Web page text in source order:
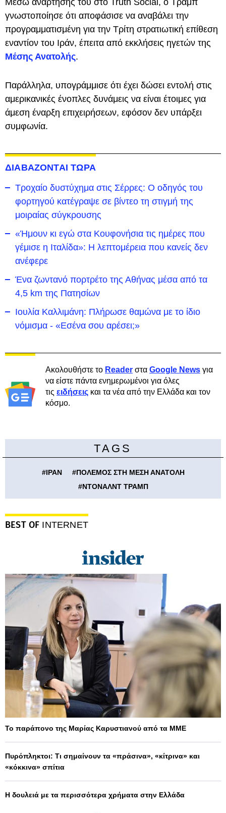
γνωστοποίησε ότι αποφάσισε να αναβάλει την
προγραμματισμένη για την Τρίτη στρατιωτική επίθεση
εναντίον του Ιράν, έπειτα από εκκλήσεις ηγετών της
Μέσης Ανατολής.
Παράλληλα, υπογράμμισε ότι έχει δώσει εντολή στις
αμερικανικές ένοπλες δυνάμεις να είναι έτοιμες για
άμεση έναρξη επιχειρήσεων, εφόσον δεν υπάρξει
συμφωνία.
ΔΙΑΒΑΖΟΝΤΑΙ ΤΩΡΑ
Τροχαίο δυστύχημα στις Σέρρες: Ο οδηγός του
φορτηγού κατέγραψε σε βίντεο τη στιγμή της
μοιραίας σύγκρουσης
«Ήμουν κι εγώ στα Κουφονήσια τις ημέρες που
γέμισε η Ιταλίδα»: Η λεπτομέρεια που κανείς δεν
ανέφερε
Ένα ζωντανό πορτρέτο της Αθήνας μέσα από τα
4,5 km της Πατησίων
Ιουλία Καλλιμάνη: Πλήρωσε θαμώνα με το ίδιο
νόμισμα - «Εσένα σου αρέσει;»
Ακολουθήστε το Reader στα Google News για
να είστε πάντα ενημερωμένοι για όλες
τις ειδήσεις και τα νέα από την Ελλάδα και τον
κόσμο.
TAGS
#ΙΡΑΝ #ΠΟΛΕΜΟΣ ΣΤΗ ΜΕΣΗ ΑΝΑΤΟΛΗ
#ΝΤΟΝΑΛΝΤ ΤΡΑΜΠ
BEST OF INTERNET
Το παράπονο της Μαρίας Καρυστιανού από τα ΜΜΕ
Πυρόπληκτοι: Τι σημαίνουν τα «πράσινα», «κίτρινα» και
«κόκκινα» σπίτια
Η δουλειά με τα περισσότερα χρήματα στην Ελλάδα